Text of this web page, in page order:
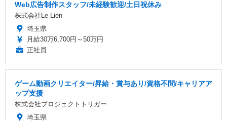
Web広告制作スタッフ/未経験歓迎/土日祝休み
株式会社Le Lien
埼玉県
月給30万6,700円～50万円
正社員
ゲーム動画クリエイター/昇給・賞与あり/資格不問/キャリアア
ップ支援
株式会社プロジェクトトリガー
埼玉県